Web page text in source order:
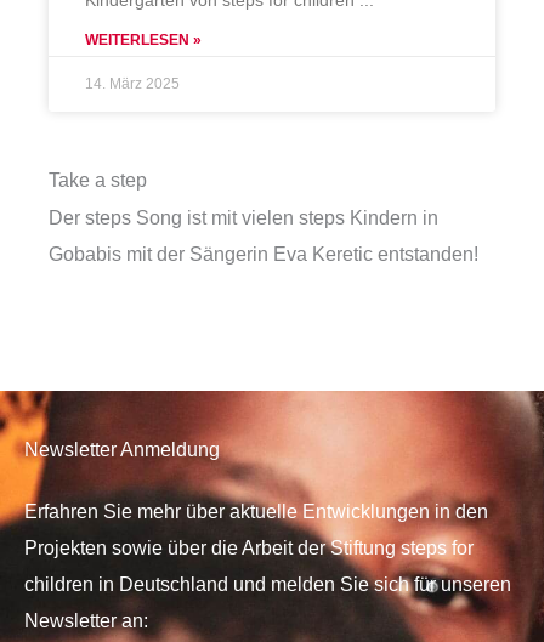
WEITERLESEN »
14. März 2025
Take a step
Der steps Song ist mit vielen steps Kindern in
Gobabis mit der Sängerin Eva Keretic entstanden!
Newsletter Anmeldung
Erfahren Sie mehr über aktuelle Entwicklungen in den
Projekten sowie über die Arbeit der Stiftung steps for
children in Deutschland und melden Sie sich für unseren
Newsletter an: